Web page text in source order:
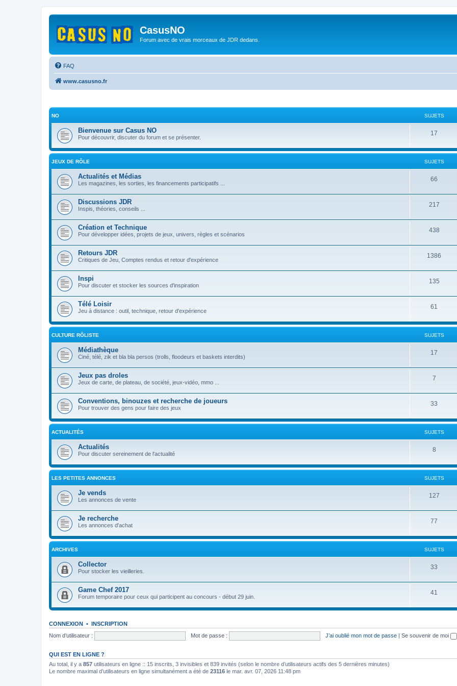
CasusNO
Forum avec de vrais morceaux de JDR dedans.
FAQ
www.casusno.fr
NO SUJETS
Bienvenue sur Casus NO
Pour découvrir, discuter du forum et se présenter.
17
JEUX DE RÔLE SUJETS
Actualités et Médias
Les magazines, les sorties, les financements participatifs ...
66
Discussions JDR
Inspis, théories, conseils ...
217
Création et Technique
Pour développer idées, projets de jeux, univers, règles et scénarios
438
Retours JDR
Critiques de Jeu, Comptes rendus et retour d'expérience
1386
Inspi
Pour discuter et stocker les sources d'inspiration
135
Télé Loisir
Jeu à distance : outil, technique, retour d'expérience
61
CULTURE RÔLISTE SUJETS
Médiathèque
Ciné, télé, zik et bla bla persos (trolls, floodeurs et baskets interdits)
17
Jeux pas droles
Jeux de carte, de plateau, de société, jeux-vidéo, mmo ...
7
Conventions, binouzes et recherche de joueurs
Pour trouver des gens pour faire des jeux
33
ACTUALITÉS SUJETS
Actualités
Pour discuter sereinement de l'actualité
8
LES PETITES ANNONCES SUJETS
Je vends
Les annonces de vente
127
Je recherche
Les annonces d'achat
77
ARCHIVES SUJETS
Collector
Pour stocker les vieilleries.
33
Game Chef 2017
Forum temporaire pour ceux qui participent au concours - début 29 juin.
41
CONNEXION • INSCRIPTION
Nom d’utilisateur :
Mot de passe : J’ai oublié mon mot de passe | Se souvenir de moi
QUI EST EN LIGNE ?
Au total, il y a 857 utilisateurs en ligne :: 15 inscrits, 3 invisibles et 839 invités (selon le nombre d’utilisateurs actifs des 5 dernières minutes)
Le nombre maximal d’utilisateurs en ligne simultanément a été de 23116 le mar. avr. 07, 2026 11:48 pm